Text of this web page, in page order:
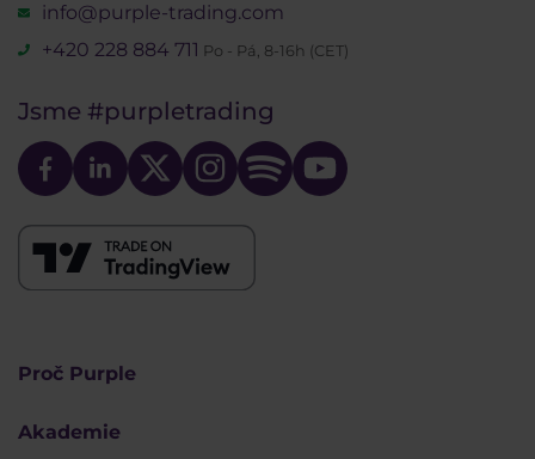
info@purple-trading.com
+420 228 884 711 Po - Pá, 8-16h (CET)
Jsme #purpletrading
Proč Purple
Akademie